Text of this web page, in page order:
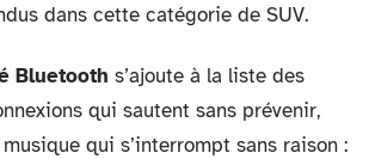
dans cette catégorie de SUV.
Bluetooth s’ajoute à la liste des
qui sautent sans prévenir,
qui s’interrompt sans raison :